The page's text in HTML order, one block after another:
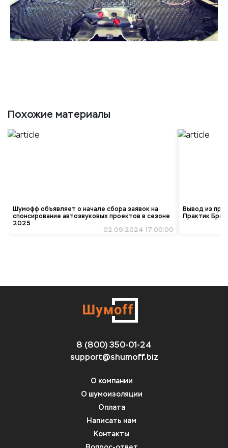
Похожие материалы
Шумофф объявляет о начале сбора заявок на
спонсирование автозвуковых проектов в сезоне
2025
02.09.2024 17:00:00
Вывод из
Практик
8 (800) 350-01-24
support@shumoff.biz
О компании
О шумоизоляции
Оплата
Написать нам
Контакты